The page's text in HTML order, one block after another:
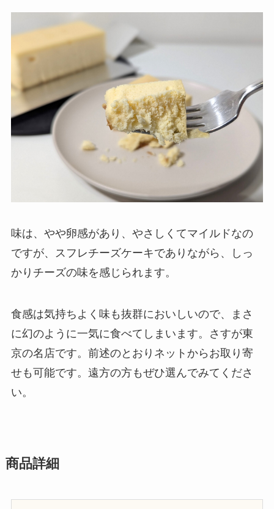
味は、やや卵感があり、やさしくてマイルドなの
ですが、スフレチーズケーキでありながら、しっ
かりチーズの味を感じられます。
食感は気持ちよく味も抜群においしいので、まさ
に幻のように一気に食べてしまいます。さすが東
京の名店です。前述のとおりネットからお取り寄
せも可能です。遠方の方もぜひ選んでみてくださ
い。
商品詳細